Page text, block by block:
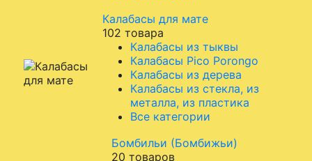
Калабасы для мате
102 товара
Калабасы из тыквы
Калабасы Pico Porongo
Калабасы из дерева
Калабасы из стекла, из
металла, из пластика
Все категории
Бомбильи (Бомбижьи)
20 товаров